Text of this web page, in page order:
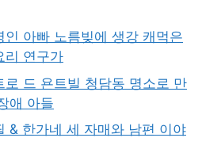
인 아빠 노름빚에 생강 캐먹은
리 연구가
로 드 욘트빌 청담동 명소로 만
애 아들
& 한가네 세 자매와 남편 이야